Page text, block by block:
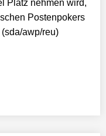
Platz nehmen wird,
Postenpokers
(sda/awp/reu)